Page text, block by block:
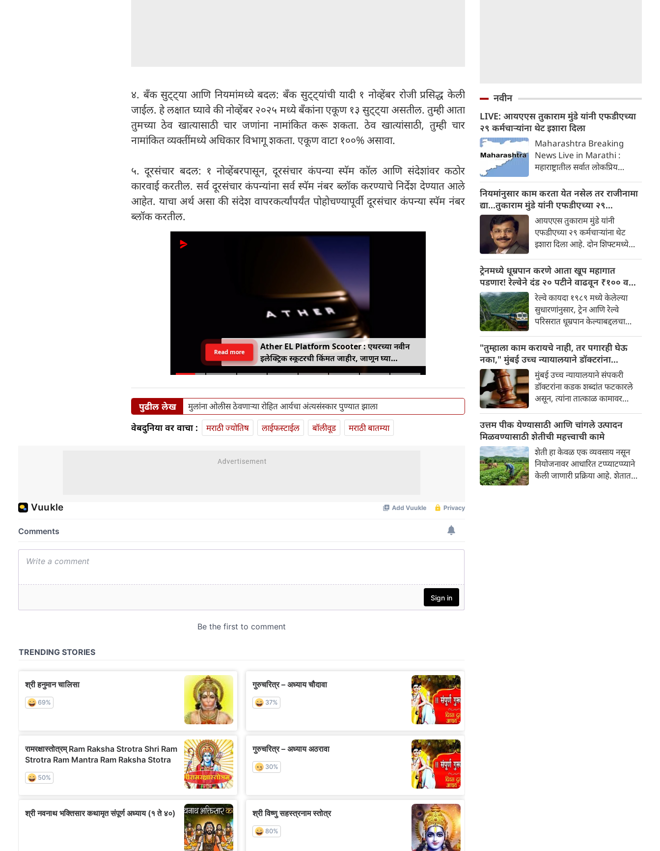
४. बँक सुट्ट्या आणि नियमांमध्ये बदल: बँक सुट्ट्यांची यादी १ नोव्हेंबर रोजी प्रसिद्ध केली
जाईल. हे लक्षात घ्यावे की नोव्हेंबर २०२५ मध्ये बँकांना एकूण १३ सुट्ट्या असतील. तुम्ही आता
तुमच्या ठेव खात्यासाठी चार जणांना नामांकित करू शकता. ठेव खात्यांसाठी, तुम्ही चार
नामांकित व्यक्तींमध्ये अधिकार विभागू शकता. एकूण वाटा १००% असावा.
५. दूरसंचार बदल: १ नोव्हेंबरपासून, दूरसंचार कंपन्या स्पॅम कॉल आणि संदेशांवर कठोर
कारवाई करतील. सर्व दूरसंचार कंपन्यांना सर्व स्पॅम नंबर ब्लॉक करण्याचे निर्देश देण्यात आले
आहेत. याचा अर्थ असा की संदेश वापरकर्त्यांपर्यंत पोहोचण्यापूर्वी दूरसंचार कंपन्या स्पॅम नंबर
ब्लॉक करतील.
Ather EL Platform Scooter : एथरच्या नवीन
इलेक्ट्रिक स्कूटरची किंमत जाहीर, जाणून घ्या
कोनार्कमध्ये कोणती खास वैशिष्ट्ये आहे
Read more
पुढील लेख मुलांना ओलीस ठेवणार्‍या रोहित आर्यचा अंत्यसंस्कार पुण्यात झाला
वेबदुनिया वर वाचा : मराठी ज्योतिष लाईफस्टाईल बॉलीवूड मराठी बातम्या
नवीन
LIVE: आयएएस तुकाराम मुंडे यांनी एफडीएच्या
२९ कर्मचाऱ्यांना थेट इशारा दिला
Maharashtra Breaking
News Live in Marathi :
महाराष्ट्रातील सर्वात लोकप्रिय
कडक कार्यशैलीसाठी ओळखले
जाणारे तुकाराम मुंडे पुन्हा एकदा
चर्चेत आले आहे. अन्न व औषध
प्रशासन आयुक्त म्हणून पदभार
स्वीकारल्यानंतर मुंडे यांनी विभागात
शिस्त लागू करण्यास सुरुवात केली
आहे.
नियमांनुसार काम करता येत नसेल तर राजीनामा
द्या…तुकाराम मुंडे यांनी एफडीएच्या २९
कर्मचाऱ्यांना थेट इशाराआयएएस तुकाराम मुंडे यांनी
एफडीएच्या २९ कर्मचाऱ्यांना थेट
इशारा दिला आहे. दोन शिफ्टमध्ये
विरोधात आंदोलन करणाऱ्या
कर्मचाऱ्यांविरुद्ध मुंडे यांनी कठोर
भूमिका घेतली आहे.
ट्रेनमध्ये धूम्रपान करणे आता खूप महागात
पडणार! रेल्वेने दंड २० पटीने वाढवून ₹१०० वरून
₹२,००० केला
रेल्वे कायदा १९८९ मध्ये केलेल्या
सुधारणांनुसार, ट्रेन आणि रेल्वे
परिसरात धूम्रपान केल्याबद्दलचा
पर्यंत वाढवण्यात आला आहे. तिकीट
जप्त करण्याची तरतूदही करण्यात
आली आहे.
"तुम्हाला काम करायचे नाही, तर पगारही घेऊ
नका," मुंबई उच्च न्यायालयाने डॉक्टरांना
फटकारले; संप तात्काळ मागे घेण्याचे आदेश
मुंबई उच्च न्यायालयाने संपकरी
डॉक्टरांना कडक शब्दांत फटकारले
असून, त्यांना तात्काळ कामावर
न्यायालयाने म्हटले आहे, "जर
तुम्हाला काम करायचे नसेल, तर
पगारही घेऊ नका."
उत्तम पीक येण्यासाठी आणि चांगले उत्पादन
मिळवण्यासाठी शेतीची महत्त्वाची कामे
शेती हा केवळ एक व्यवसाय नसून
नियोजनावर आधारित टप्प्याटप्प्याने
केली जाणारी प्रक्रिया आहे. शेतात